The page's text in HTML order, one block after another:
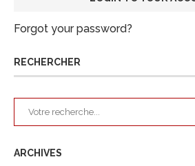
Forgot your password?
RECHERCHER
ARCHIVES